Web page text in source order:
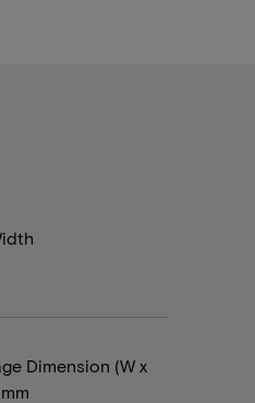
Dimension (W x